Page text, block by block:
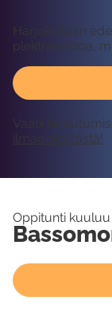
Harjoitellaan
plektrasoittoa,
Vaatii
ilmaiseksi tästä!
Oppitunti